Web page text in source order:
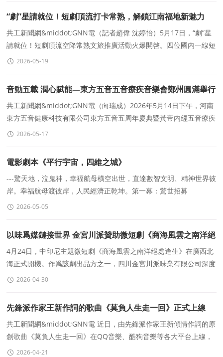
“劇”星請就位！短劇頂流打卡常熟，解鎖江南福地新魅力
共工新聞網&middot;GNN電（記者趙偉 沈婷怡）5月17日，“劇”星
請就位！短劇頂流空降常熟文旅推廣活動火爆開啓。四位國内一線短
劇演員組成明星體驗團，沉浸式打卡常熟核心
2026-05-19
音動五載 潤心賦能—東方五音五音療疾音樂會鄭州圓滿舉行
共工新聞網&middot;GNN電（向瑞成）2026年5月14日下午，河南
東方五音健康科技有限公司東方五音五周年慶典暨黃帝内經五音療疾
音樂會在鄭州市德億大酒店圓滿舉辦。這場融彙傳統文化
2026-05-17
電影劇本《平行宇宙，四維之城》
---驚天地，泣鬼神，幸福航母橫空出世，直達數智文明、精神世界彼
岸。幸福航母渡彼岸，人民經濟正乾坤。第一幕：驚世招募
&middot;啓航彼岸劇本核心設定時代背景：2026年，人類文明處于
2026-05-05
以味爲媒鏈接世界 金宮川派贊助微短劇《商海風雲之南洋絕
處逢生》在北海開機
4月24日，中印尼主題微短劇《商海風雲之南洋絕處逢生》在廣西北
海正式開機。作爲該劇出品方之一，四川金宮川派味業有限公司深度
參與項目打造，以&ldq
2026-04-30
先鋒派作家王新作詞的歌曲《莫負人生走一回》正式上線
共工新聞網&middot;GNN電 近日，由先鋒派作家王新傾情作詞的原
創歌曲《莫負人生走一回》在QQ音樂、酷狗音樂等各大平台上線，
引發廣大音樂愛好者與文學界人士的廣泛關注。這首全
2026-04-21